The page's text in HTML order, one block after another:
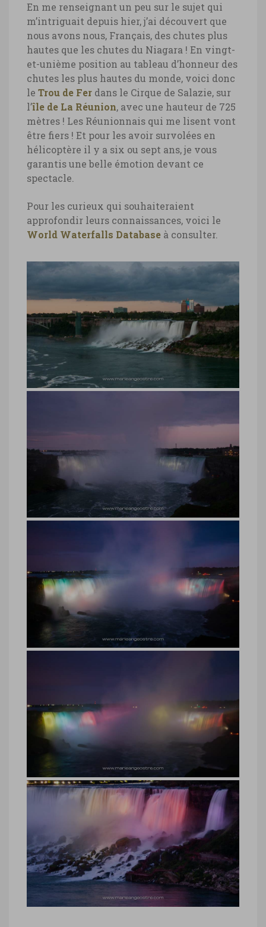
En me renseignant un peu sur le sujet qui
m’intriguait depuis hier, j’ai découvert que
nous avons nous, Français, des chutes plus
hautes que les chutes du Niagara ! En vingt-
et-unième position au tableau d’honneur des
chutes les plus hautes du monde, voici donc
le Trou de Fer dans le Cirque de Salazie, sur
l’île de La Réunion, avec une hauteur de 725
mètres ! Les Réunionnais qui me lisent vont
être fiers ! Et pour les avoir survolées en
hélicoptère il y a six ou sept ans, je vous
garantis une belle émotion devant ce
spectacle.
Pour les curieux qui souhaiteraient
approfondir leurs connaissances, voici le
World Waterfalls Database à consulter.
Chutes du Niagara, coucher de
soleil côté Canada
Chutes du Niagara, coucher de soleil côté
Canada © Marie-Ange Ostré
Chutes du Niagara, illuminations de
nuit
Chutes du Niagara, illuminations de nuit
© Marie-Ange Ostré
Chutes du Niagara, illuminations de
nuit
Chutes du Niagara, illuminations de nuit
© Marie-Ange Ostré
Chutes du Niagara, illuminations de
nuit
Chutes du Niagara, illuminations de nuit
© Marie-Ange Ostré